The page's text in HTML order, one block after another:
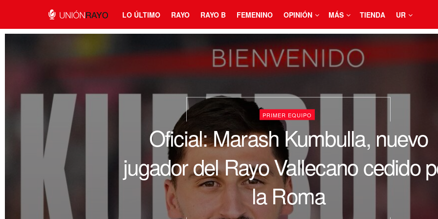
LO ÚLTIMO RAYO RAYO B FEMENINO OPINIÓN MÁS TIENDA UR
PRIMER EQUIPO
Oficial: Marash Kumbulla, nuevo
jugador del Rayo Vallecano cedido
la Roma